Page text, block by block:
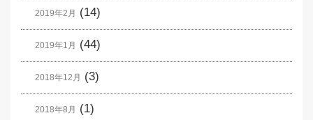
2019年2月 (14)
2019年1月 (44)
2018年12月 (3)
2018年8月 (1)